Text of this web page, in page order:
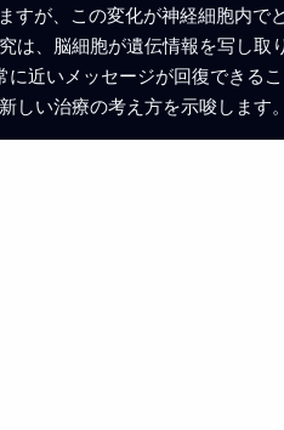
が、この変化が神経細胞内で
、脳細胞が遺伝情報を写し取
近いメッセージが回復できる
い治療の考え方を示唆します。